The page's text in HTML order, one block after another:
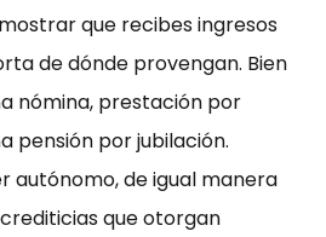
que recibes ingresos
de dónde provengan. Bien
nómina, prestación por
pensión por jubilación.
autónomo, de igual manera
que otorgan